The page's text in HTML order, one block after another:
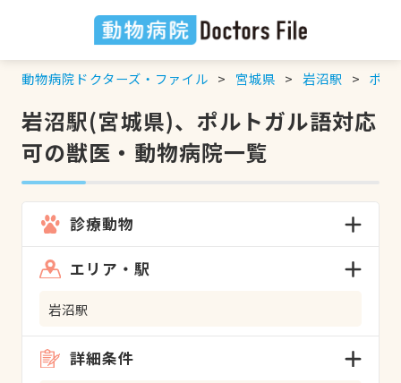
動物病院ドクターズ・ファイル 宮城県 岩沼駅 ポル
岩沼駅(宮城県)、ポルトガル語対応
可の獣医・動物病院一覧
診療動物
エリア・駅
岩沼駅
詳細条件